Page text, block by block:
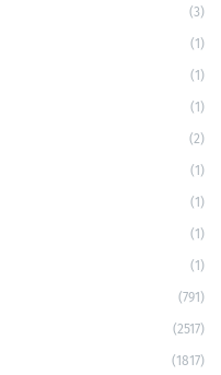
(3)
(1)
(1)
(1)
(2)
(1)
(1)
(1)
(1)
(791)
(2517)
(1817)